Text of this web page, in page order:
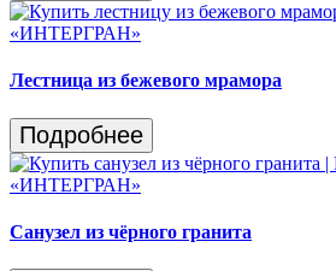
Лестница из бежевого мрамора
Подробнее
Санузел из чёрного гранита